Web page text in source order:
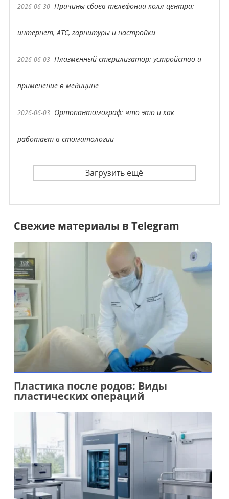
2026-06-30 Причины сбоев телефонии колл центра:
интернет, АТС, гарнитуры и настройки
2026-06-03 Плазменный стерилизатор: устройство и
применение в медицине
2026-06-03 Ортопантомограф: что это и как
работает в стоматологии
Загрузить ещё
Свежие материалы в Telegram
Пластика после родов: Виды
пластических операций